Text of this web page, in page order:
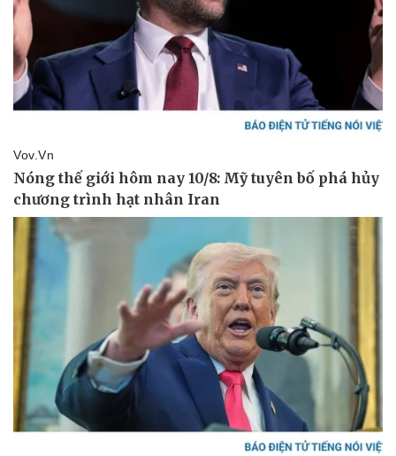
Pháp luật
Quân sự - Quốc phòng
Vũ khí
Việt Nam
Phân tích